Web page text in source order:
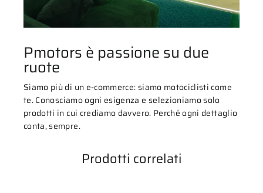
Pmotors è passione su due
ruote
Siamo più di un e-commerce: siamo motociclisti come
te. Conosciamo ogni esigenza e selezioniamo solo
prodotti in cui crediamo davvero. Perché ogni dettaglio
conta, sempre.
Prodotti correlati